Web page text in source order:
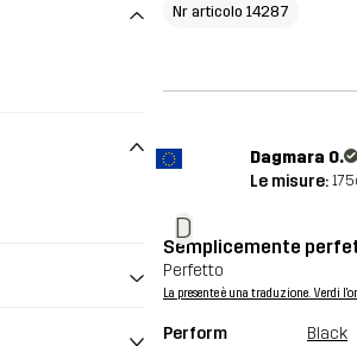
Nr articolo 14287
D
Dagmara O.
Le misure:
Semplicemente
Perfetto
La presente è una traduzione. Verdi
Perform Black